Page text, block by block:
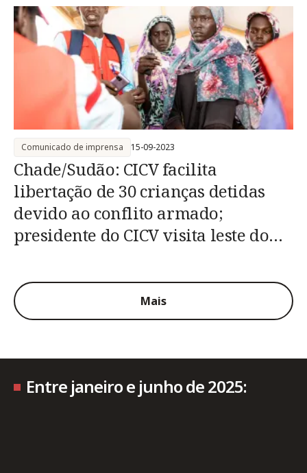
Chade/Sudão: CICV facilita
libertação de 30 crianças detidas
devido ao conflito armado;
presidente do CICV visita leste do
Comunicado de imprensa 15-09-2023
Mais
Entre janeiro e junho de 2025: